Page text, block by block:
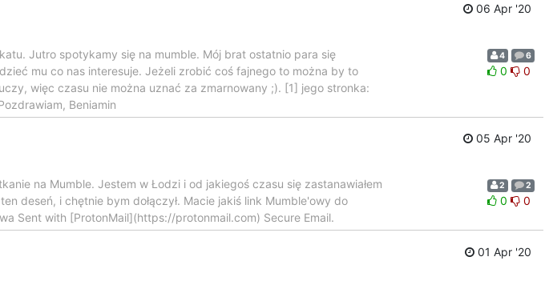
06 Apr '20
Jutro spotykamy się na mumble. Mój brat ostatnio para się
mu co nas interesuje. Jeżeli zrobić coś fajnego to można by to
więc czasu nie można uznać za zmarnowany ;). [1] jego stronka:
Beniamin
4 6
0 0
05 Apr '20
na Mumble. Jestem w Łodzi i od jakiegoś czasu się zastanawiałem
deseń, i chętnie bym dołączył. Macie jakiś link Mumble'owy do
Sent with [ProtonMail](https://protonmail.com) Secure Email.
2 2
0 0
01 Apr '20